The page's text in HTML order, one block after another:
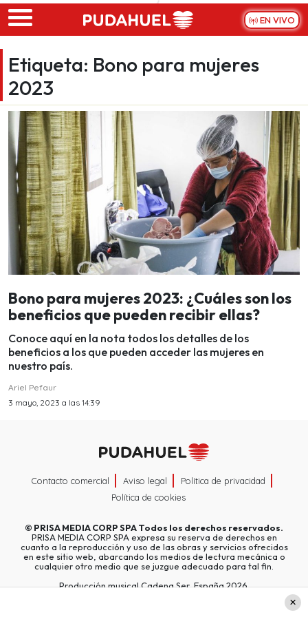
Skip to main content
EN VIVO
Etiqueta: Bono para mujeres
2023
Bono para mujeres 2023: ¿Cuáles son los
beneficios que pueden recibir ellas?
Conoce aquí en la nota todos los detalles de los
beneficios a los que pueden acceder las mujeres en
nuestro país.
Ariel Pefaur
3 mayo, 2023 a las 14:39
Contacto comercial Aviso legal
Política de privacidad
Política de cookies
© PRISA MEDIA CORP SPATodos los derechos reservados.
PRISA MEDIA CORP SPA expresa su reserva de derechos en
cuanto a la reproducción y uso de las obras y servicios ofrecidos
en este sitio web, abarcando los medios de lectura mecánica o
cualquier otro medio que se juzgue adecuado para tal fin.
Producción musical Cadena Ser, España 2026.